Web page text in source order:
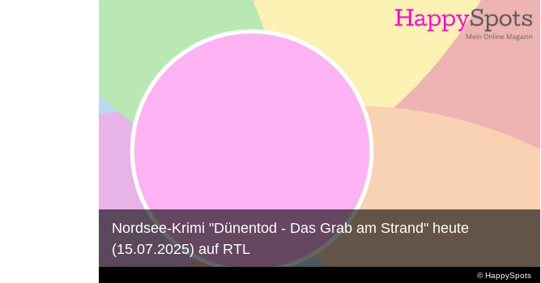
© HappySpots
Nordsee-Krimi "Dünentod - Das Grab am Strand" heute
(15.07.2025) auf RTL